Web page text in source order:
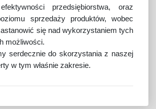
przedsiębiorstwa, oraz
sprzedaży produktów, wobec
się nad wykorzystaniem tych
możliwości.
serdecznie do skorzystania z naszej
w tym właśnie zakresie.